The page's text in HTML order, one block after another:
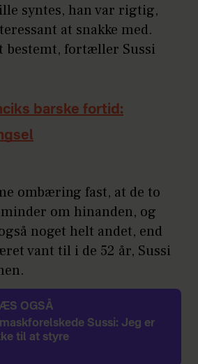
syntes, han var rigtig,
at snakke med.
bestemt, fortæller Sussi
barske fortid:
ombæring fast, at de to
om hinanden, og
noget helt andet, end
vant til i de 52 år, Sussi
OGSÅ
Sussi: Jeg er
til at styre